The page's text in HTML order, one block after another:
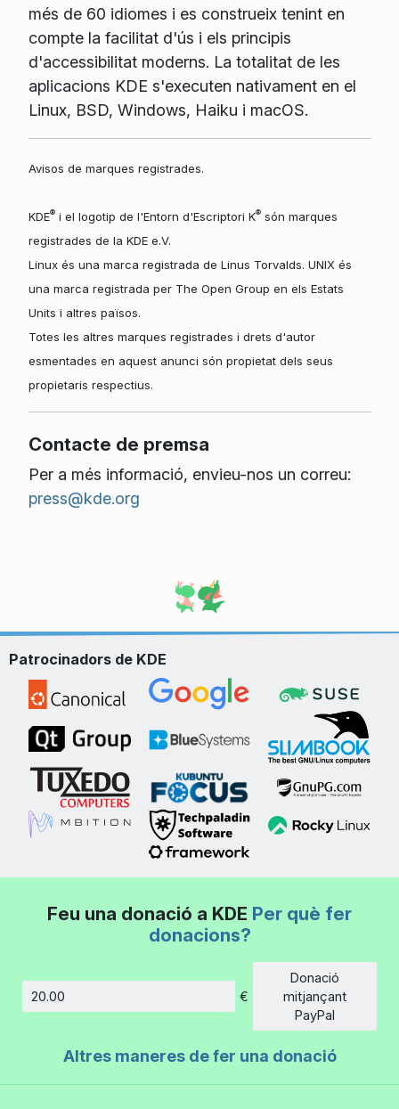
més de 60 idiomes i es construeix tenint en
compte la facilitat d'ús i els principis
d'accessibilitat moderns. La totalitat de les
aplicacions KDE s'executen nativament en el
Linux, BSD, Windows, Haiku i macOS.
Avisos de marques registrades.
KDE®i el logotip de l'Entorn d'Escriptori K®són marques
registrades de la KDE e.V.
Linux és una marca registrada de Linus Torvalds. UNIX és
una marca registrada per The Open Group en els Estats
Units i altres països.
Totes les altres marques registrades i drets d'autor
esmentades en aquest anunci són propietat dels seus
propietaris respectius.
Contacte de premsa
Per a més informació, envieu-nos un correu:
press@kde.org
Patrocinadors de KDE
Feu una donació a KDE Per què fer
donacions?
€
Donació
mitjançant
PayPal
Altres maneres de fer una donació